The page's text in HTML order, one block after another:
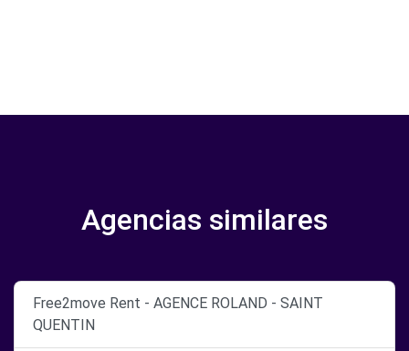
Agencias similares
Free2move Rent - AGENCE ROLAND - SAINT
QUENTIN